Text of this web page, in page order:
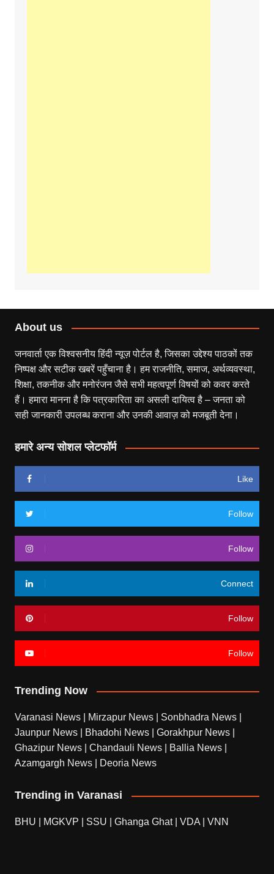
About us
जनवार्ता एक विश्वसनीय हिंदी न्यूज़ पोर्टल है, जिसका उद्देश्य पाठकों तक
निष्पक्ष और सटीक खबरें पहुँचाना है। हम राजनीति, समाज, अर्थव्यवस्था,
शिक्षा, तकनीक और मनोरंजन जैसे सभी महत्वपूर्ण विषयों को कवर करते
हैं। हमारा मानना है कि पत्रकारिता का असली दायित्व है – जनता को
सही जानकारी उपलब्ध कराना और उनकी आवाज़ को मजबूती देना।
हमारे अन्य सोशल प्लेटफॉर्म
Like
Follow
Follow
Connect
Follow
Follow
Trending Now
Varanasi News Mirzapur News Sonbhadra News
Jaunpur News
Bhadohi News Gorakhpur News
Ghazipur News
Chandauli News Ballia News
Azamgargh News
Deoria News
Trending in Varanasi
BHU MGKVP SSU Ghanga Ghat| VDA VNN